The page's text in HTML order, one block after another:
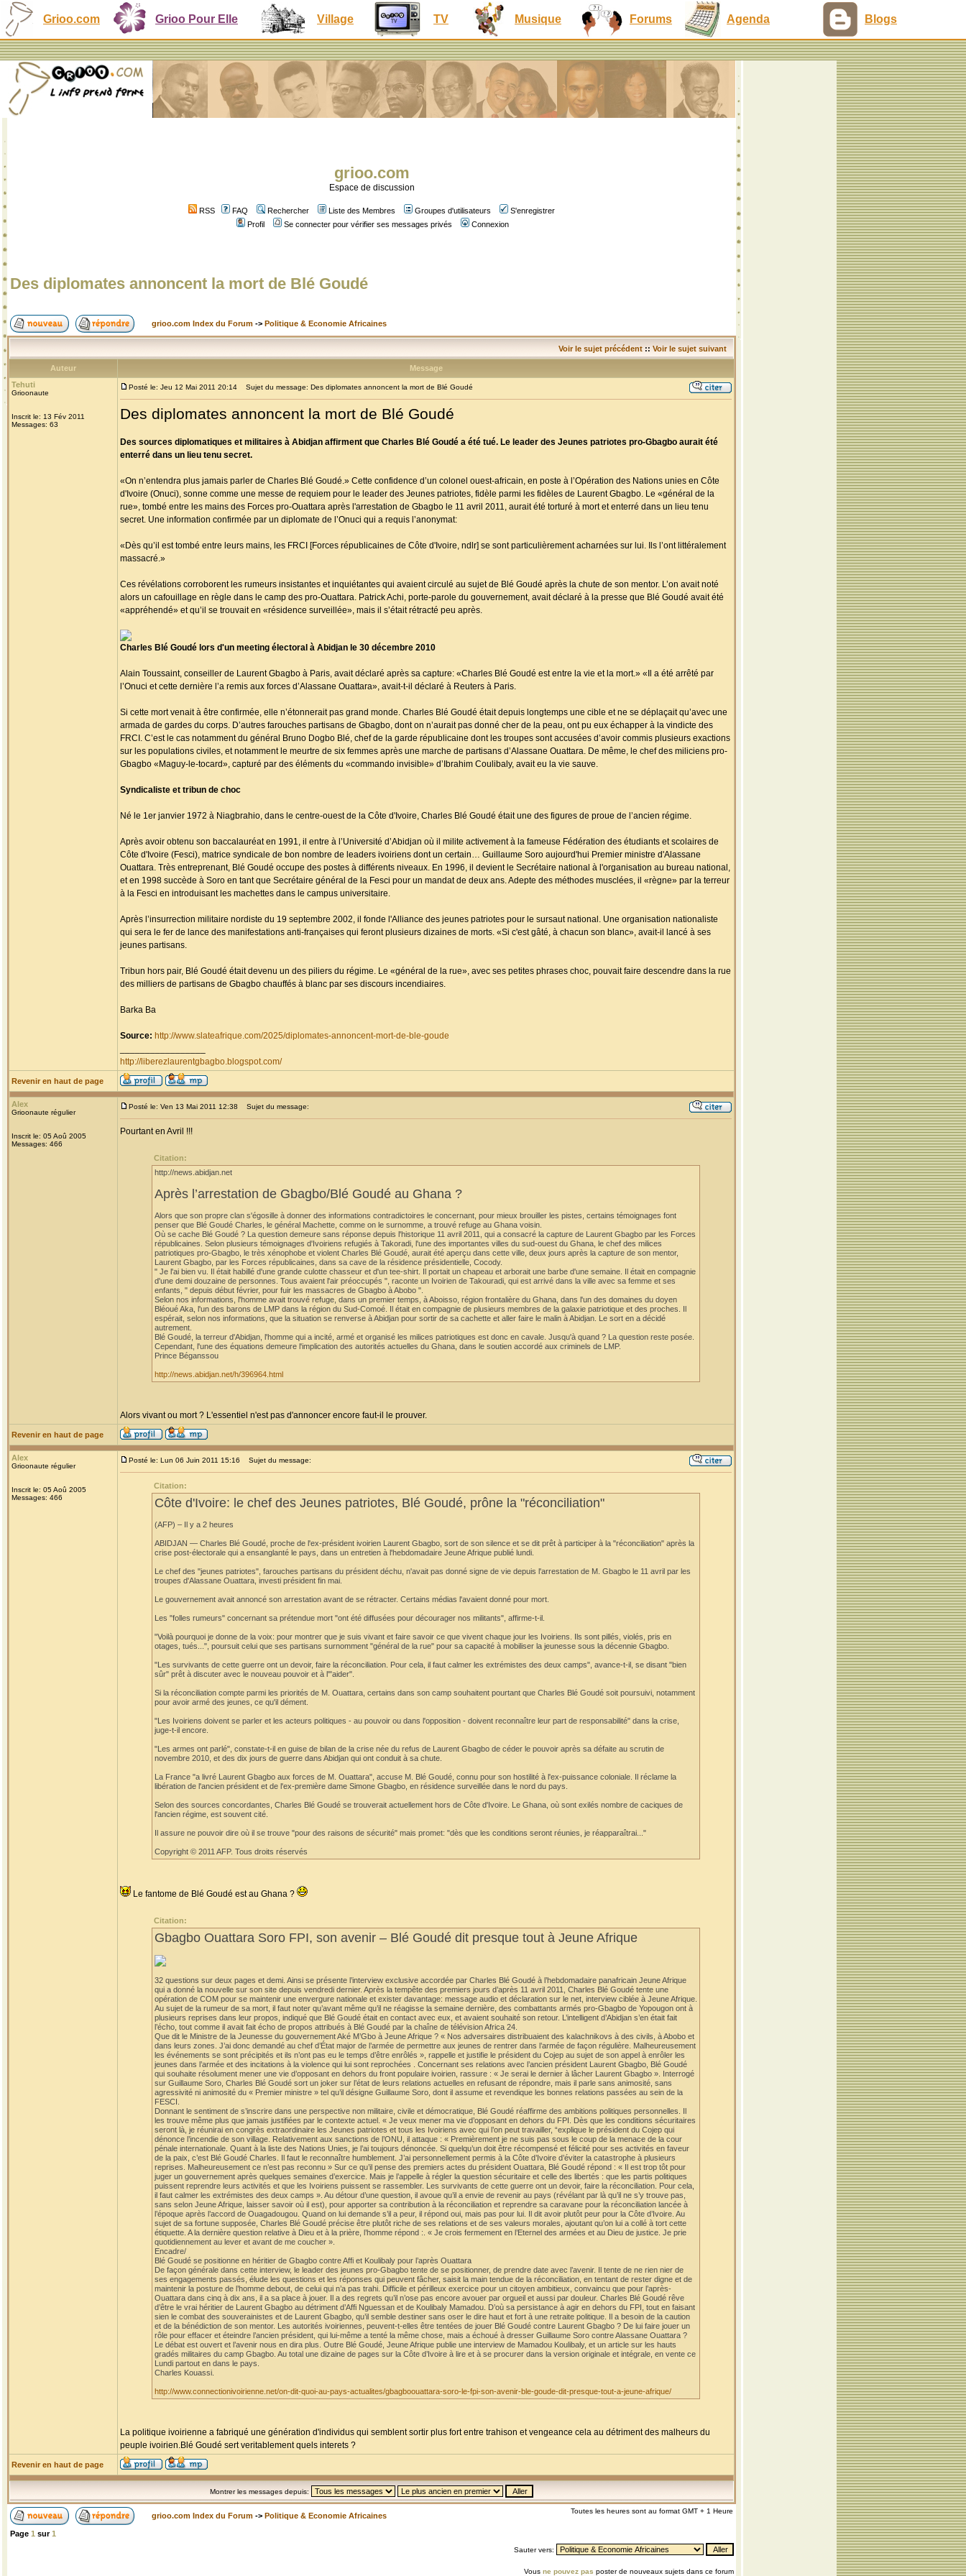
Grioo.com Grioo Pour Elle Village TV Musique Forums Agenda Blogs
grioo.com
Espace de discussion
RSS FAQ Rechercher Liste des Membres Groupes d'utilisateurs
S'enregistrer
Profil
Se connecter pour vérifier ses messages privés Connexion
Des diplomates annoncent la mort de Blé Goudé
grioo.com Index du Forum -> Politique & Economie Africaines
Voir le sujet précédent :: Voir le sujet suivant
Auteur
Message
Tehuti
Grioonaute
Inscrit le: 13 Fév 2011
Messages: 63
Posté le: Jeu 12 Mai 2011 20:14 Sujet du message: Des diplomates annoncent la mort de Blé Goudé
Des diplomates annoncent la mort de Blé Goudé
Des sources diplomatiques et militaires à Abidjan affirment que Charles Blé Goudé a été tué. Le leader des Jeunes patriotes pro-Gbagbo aurait été
enterré dans un lieu tenu secret.
«On n’entendra plus jamais parler de Charles Blé Goudé.» Cette confidence d’un colonel ouest-africain, en poste à l’Opération des Nations unies en Côte
d'Ivoire (Onuci), sonne comme une messe de requiem pour le leader des Jeunes patriotes, fidèle parmi les fidèles de Laurent Gbagbo. Le «général de la
rue», tombé entre les mains des Forces pro-Ouattara après l'arrestation de Gbagbo le 11 avril 2011, aurait été torturé à mort et enterré dans un lieu tenu
secret. Une information confirmée par un diplomate de l’Onuci qui a requis l’anonymat:
«Dès qu’il est tombé entre leurs mains, les FRCI [Forces républicaines de Côte d'Ivoire, ndlr] se sont particulièrement acharnées sur lui. Ils l’ont littéralement
massacré.»
Ces révélations corroborent les rumeurs insistantes et inquiétantes qui avaient circulé au sujet de Blé Goudé après la chute de son mentor. L’on avait noté
alors un cafouillage en règle dans le camp des pro-Ouattara. Patrick Achi, porte-parole du gouvernement, avait déclaré à la presse que Blé Goudé avait été
«appréhendé» et qu’il se trouvait en «résidence surveillée», mais il s’était rétracté peu après.
Charles Blé Goudé lors d'un meeting électoral à Abidjan le 30 décembre 2010
Alain Toussaint, conseiller de Laurent Gbagbo à Paris, avait déclaré après sa capture: «Charles Blé Goudé est entre la vie et la mort.» «Il a été arrêté par
l’Onuci et cette dernière l’a remis aux forces d’Alassane Ouattara», avait-t-il déclaré à Reuters à Paris.
Si cette mort venait à être confirmée, elle n’étonnerait pas grand monde. Charles Blé Goudé était depuis longtemps une cible et ne se déplaçait qu’avec une
armada de gardes du corps. D’autres farouches partisans de Gbagbo, dont on n’aurait pas donné cher de la peau, ont pu eux échapper à la vindicte des
FRCI. C’est le cas notamment du général Bruno Dogbo Blé, chef de la garde républicaine dont les troupes sont accusées d’avoir commis plusieurs exactions
sur les populations civiles, et notamment le meurtre de six femmes après une marche de partisans d’Alassane Ouattara. De même, le chef des miliciens pro-
Gbagbo «Maguy-le-tocard», capturé par des éléments du «commando invisible» d’Ibrahim Coulibaly, avait eu la vie sauve.
Syndicaliste et tribun de choc
Né le 1er janvier 1972 à Niagbrahio, dans le centre-ouest de la Côte d'Ivoire, Charles Blé Goudé était une des figures de proue de l’ancien régime.
Après avoir obtenu son baccalauréat en 1991, il entre à l’Université d’Abidjan où il milite activement à la fameuse Fédération des étudiants et scolaires de
Côte d'Ivoire (Fesci), matrice syndicale de bon nombre de leaders ivoiriens dont un certain… Guillaume Soro aujourd'hui Premier ministre d'Alassane
Ouattara. Très entreprenant, Blé Goudé occupe des postes à différents niveaux. En 1996, il devient le Secrétaire national à l'organisation au bureau national,
et en 1998 succède à Soro en tant que Secrétaire général de la Fesci pour un mandat de deux ans. Adepte des méthodes musclées, il «règne» par la terreur
à la Fesci en introduisant les machettes dans le campus universitaire.
Après l’insurrection militaire nordiste du 19 septembre 2002, il fonde l'Alliance des jeunes patriotes pour le sursaut national. Une organisation nationaliste
qui sera le fer de lance des manifestations anti-françaises qui feront plusieurs dizaines de morts. «Si c'est gâté, à chacun son blanc», avait-il lancé à ses
jeunes partisans.
Tribun hors pair, Blé Goudé était devenu un des piliers du régime. Le «général de la rue», avec ses petites phrases choc, pouvait faire descendre dans la rue
des milliers de partisans de Gbagbo chauffés à blanc par ses discours incendiaires.
Barka Ba
Source: http://www.slateafrique.com/2025/diplomates-annoncent-mort-de-ble-goude
http://liberezlaurentgbagbo.blogspot.com/
Revenir en haut de page
Alex
Grioonaute régulier
Inscrit le: 05 Aoû 2005
Messages: 466
Posté le: Ven 13 Mai 2011 12:38 Sujet du message:
Pourtant en Avril !!!
Citation:
http://news.abidjan.net
Après l’arrestation de Gbagbo/Blé Goudé au Ghana ?
Alors que son propre clan s'égosille à donner des informations contradictoires le concernant, pour mieux brouiller les pistes, certains témoignages font
penser que Blé Goudé Charles, le général Machette, comme on le surnomme, a trouvé refuge au Ghana voisin.
Où se cache Blé Goudé ? La question demeure sans réponse depuis l'historique 11 avril 2011, qui a consacré la capture de Laurent Gbagbo par les Forces
républicaines. Selon plusieurs témoignages d'Ivoiriens refugiés à Takoradi, l'une des importantes villes du sud-ouest du Ghana, le chef des milices
patriotiques pro-Gbagbo, le très xénophobe et violent Charles Blé Goudé, aurait été aperçu dans cette ville, deux jours après la capture de son mentor,
Laurent Gbagbo, par les Forces républicaines, dans sa cave de la résidence présidentielle, Cocody.
" Je l'ai bien vu. Il était habillé d'une grande culotte chasseur et d'un tee-shirt. Il portait un chapeau et arborait une barbe d'une semaine. Il était en compagnie
d'une demi douzaine de personnes. Tous avaient l'air préoccupés ", raconte un Ivoirien de Takouradi, qui est arrivé dans la ville avec sa femme et ses
enfants, " depuis début février, pour fuir les massacres de Gbagbo à Abobo ".
Selon nos informations, l'homme avait trouvé refuge, dans un premier temps, à Aboisso, région frontalière du Ghana, dans l'un des domaines du doyen
Bléoué Aka, l'un des barons de LMP dans la région du Sud-Comoé. Il était en compagnie de plusieurs membres de la galaxie patriotique et des proches. Il
espérait, selon nos informations, que la situation se renverse à Abidjan pour sortir de sa cachette et aller faire le malin à Abidjan. Le sort en a décidé
autrement.
Blé Goudé, la terreur d'Abidjan, l'homme qui a incité, armé et organisé les milices patriotiques est donc en cavale. Jusqu'à quand ? La question reste posée.
Cependant, l'une des équations demeure l'implication des autorités actuelles du Ghana, dans le soutien accordé aux criminels de LMP.
Prince Béganssou
http://news.abidjan.net/h/396964.html
Alors vivant ou mort ? L'essentiel n'est pas d'annoncer encore faut-il le prouver.
Revenir en haut de page
Alex
Grioonaute régulier
Inscrit le: 05 Aoû 2005
Messages: 466
Posté le: Lun 06 Juin 2011 15:16 Sujet du message:
Citation:
Côte d'Ivoire: le chef des Jeunes patriotes, Blé Goudé, prône la "réconciliation"
(AFP) – Il y a 2 heures
ABIDJAN — Charles Blé Goudé, proche de l'ex-président ivoirien Laurent Gbagbo, sort de son silence et se dit prêt à participer à la "réconciliation" après la
crise post-électorale qui a ensanglanté le pays, dans un entretien à l'hebdomadaire Jeune Afrique publié lundi.
Le chef des "jeunes patriotes", farouches partisans du président déchu, n'avait pas donné signe de vie depuis l'arrestation de M. Gbagbo le 11 avril par les
troupes d'Alassane Ouattara, investi président fin mai.
Le gouvernement avait annoncé son arrestation avant de se rétracter. Certains médias l'avaient donné pour mort.
Les "folles rumeurs" concernant sa prétendue mort "ont été diffusées pour décourager nos militants", affirme-t-il.
"Voilà pourquoi je donne de la voix: pour montrer que je suis vivant et faire savoir ce que vivent chaque jour les Ivoiriens. Ils sont pillés, violés, pris en
otages, tués...", poursuit celui que ses partisans surnomment "général de la rue" pour sa capacité à mobiliser la jeunesse sous la décennie Gbagbo.
"Les survivants de cette guerre ont un devoir, faire la réconciliation. Pour cela, il faut calmer les extrémistes des deux camps", avance-t-il, se disant "bien
sûr" prêt à discuter avec le nouveau pouvoir et à l'"aider".
Si la réconciliation compte parmi les priorités de M. Ouattara, certains dans son camp souhaitent pourtant que Charles Blé Goudé soit poursuivi, notamment
pour avoir armé des jeunes, ce qu'il dément.
"Les Ivoiriens doivent se parler et les acteurs politiques - au pouvoir ou dans l'opposition - doivent reconnaître leur part de responsabilité" dans la crise,
juge-t-il encore.
"Les armes ont parlé", constate-t-il en guise de bilan de la crise née du refus de Laurent Gbagbo de céder le pouvoir après sa défaite au scrutin de
novembre 2010, et des dix jours de guerre dans Abidjan qui ont conduit à sa chute.
La France "a livré Laurent Gbagbo aux forces de M. Ouattara", accuse M. Blé Goudé, connu pour son hostilité à l'ex-puissance coloniale. Il réclame la
libération de l'ancien président et de l'ex-première dame Simone Gbagbo, en résidence surveillée dans le nord du pays.
Selon des sources concordantes, Charles Blé Goudé se trouverait actuellement hors de Côte d'Ivoire. Le Ghana, où sont exilés nombre de caciques de
l'ancien régime, est souvent cité.
Il assure ne pouvoir dire où il se trouve "pour des raisons de sécurité" mais promet: "dès que les conditions seront réunies, je réapparaîtrai..."
Copyright © 2011 AFP. Tous droits réservés
Le fantome de Blé Goudé est au Ghana ?
Citation:
Gbagbo Ouattara Soro FPI, son avenir – Blé Goudé dit presque tout à Jeune Afrique
32 questions sur deux pages et demi. Ainsi se présente l’interview exclusive accordée par Charles Blé Goudé à l’hebdomadaire panafricain Jeune Afrique
qui a donné la nouvelle sur son site depuis vendredi dernier. Après la tempête des premiers jours d’après 11 avril 2011, Charles Blé Goudé tente une
opération de COM pour se maintenir une envergure nationale et exister davantage: message audio et déclaration sur le net, interview ciblée à Jeune Afrique.
Au sujet de la rumeur de sa mort, il faut noter qu’avant même qu’il ne réagisse la semaine dernière, des combattants armés pro-Gbagbo de Yopougon ont à
plusieurs reprises dans leur propos, indiqué que Blé Goudé était en contact avec eux, et avaient souhaité son retour. L’intelligent d’Abidjan s’en était fait
l’écho, tout comme il avait fait écho de propos attribués à Blé Goudé par la chaîne de télévision Africa 24.
Que dit le Ministre de la Jeunesse du gouvernement Aké M’Gbo à Jeune Afrique ? « Nos adversaires distribuaient des kalachnikovs à des civils, à Abobo et
dans leurs zones. J’ai donc demandé au chef d’État major de l’armée de permettre aux jeunes de rentrer dans l’armée de façon régulière. Malheureusement
les événements se sont précipités et ils n’ont pas eu le temps d’être enrôlés », rappelle et justifie le président du Cojep au sujet de son appel à enrôler les
jeunes dans l’armée et des incitations à la violence qui lui sont reprochées . Concernant ses relations avec l’ancien président Laurent Gbagbo, Blé Goudé
qui souhaite résolument mener une vie d’opposant en dehors du front populaire ivoirien, rassure : « Je serai le dernier à lâcher Laurent Gbagbo ». Interrogé
sur Guillaume Soro, Charles Blé Goudé sort un joker sur l’état de leurs relations actuelles en refusant de répondre, mais il parle sans animosité, sans
agressivité ni animosité du « Premier ministre » tel qu’il désigne Guillaume Soro, dont il assume et revendique les bonnes relations passées au sein de la
FESCI.
Donnant le sentiment de s’inscrire dans une perspective non militaire, civile et démocratique, Blé Goudé réaffirme des ambitions politiques personnelles. Il
les trouve même plus que jamais justifiées par le contexte actuel. « Je veux mener ma vie d’opposant en dehors du FPI. Dès que les conditions sécuritaires
seront là, je réunirai en congrès extraordinaire les Jeunes patriotes et tous les Ivoiriens avec qui l’on peut travailler, “explique le président du Cojep qui
dénonce l’incendie de son village. Relativement aux sanctions de l’ONU, il attaque : « Premièrement je ne suis pas sous le coup de la menace de la cour
pénale internationale. Quant à la liste des Nations Unies, je l’ai toujours dénoncée. Si quelqu’un doit être récompensé et félicité pour ses activités en faveur
de la paix, c’est Blé Goudé Charles. Il faut le reconnaître humblement. J’ai personnellement permis à la Côte d’Ivoire d’éviter la catastrophe à plusieurs
reprises. Malheureusement ce n’est pas reconnu » Sur ce qu’il pense des premiers actes du président Ouattara, Blé Goudé répond : « Il est trop tôt pour
juger un gouvernement après quelques semaines d’exercice. Mais je l’appelle à régler la question sécuritaire et celle des libertés : que les partis politiques
puissent reprendre leurs activités et que les Ivoiriens puissent se rassembler. Les survivants de cette guerre ont un devoir, faire la réconciliation. Pour cela,
il faut calmer les extrémistes des deux camps ». Au détour d’une question, il avoue qu’il a envie de revenir au pays (révélant par là qu’il ne s’y trouve pas,
sans selon Jeune Afrique, laisser savoir où il est), pour apporter sa contribution à la réconciliation et reprendre sa caravane pour la réconciliation lancée à
l’époque après l’accord de Ouagadougou. Quand on lui demande s’il a peur, il répond oui, mais pas pour lui. Il dit avoir plutôt peur pour la Côte d’Ivoire. Au
sujet de sa fortune supposée, Charles Blé Goudé précise être plutôt riche de ses relations et de ses valeurs morales, ajoutant qu’on lui a collé à tort cette
étiquette. A la dernière question relative à Dieu et à la prière, l’homme répond :. « Je crois fermement en l’Eternel des armées et au Dieu de justice. Je prie
quotidiennement au lever et avant de me coucher ».
Encadre/
Blé Goudé se positionne en héritier de Gbagbo contre Affi et Koulibaly pour l’après Ouattara
De façon générale dans cette interview, le leader des jeunes pro-Gbagbo tente de se positionner, de prendre date avec l’avenir. Il tente de ne rien nier de
ses engagements passés, élude les questions et les réponses qui peuvent fâcher, saisit la main tendue de la réconciliation, en tentant de rester digne et de
maintenir la posture de l’homme debout, de celui qui n’a pas trahi. Difficile et périlleux exercice pour un citoyen ambitieux, convaincu que pour l’après-
Ouattara dans cinq à dix ans, il a sa place à jouer. Il a des regrets qu’il n’ose pas encore avouer par orgueil et aussi par douleur. Charles Blé Goudé rêve
d’être le vrai héritier de Laurent Gbagbo au détriment d’Affi Nguessan et de Koulibaly Mamadou. D’où sa persistance à agir en dehors du FPI, tout en faisant
sien le combat des souverainistes et de Laurent Gbagbo, qu’il semble destiner sans oser le dire haut et fort à une retraite politique. Il a besoin de la caution
et de la bénédiction de son mentor. Les autorités ivoiriennes, peuvent-t-elles être tentées de jouer Blé Goudé contre Laurent Gbagbo ? De lui faire jouer un
rôle pour effacer et éteindre l’ancien président, qui lui-même a tenté la même chose, mais a échoué à dresser Guillaume Soro contre Alassane Ouattara ?
Le débat est ouvert et l’avenir nous en dira plus. Outre Blé Goudé, Jeune Afrique publie une interview de Mamadou Koulibaly, et un article sur les hauts
gradés militaires du camp Gbagbo. Au total une dizaine de pages sur la Côte d’Ivoire à lire et à se procurer dans la version originale et intégrale, en vente ce
Lundi partout en dans le pays.
Charles Kouassi.
http://www.connectionivoirienne.net/on-dit-quoi-au-pays-actualites/gbagboouattara-soro-le-fpi-son-avenir-ble-goude-dit-presque-tout-a-jeune-afrique/
La politique ivoirienne a fabriqué une génération d'individus qui semblent sortir plus fort entre trahison et vengeance cela au détriment des malheurs du
peuple ivoirien.Blé Goudé sert veritablement quels interets ?
Revenir en haut de page
Montrer les messages depuis:
grioo.com Index du Forum -> Politique & Economie Africaines
Toutes les heures sont au format GMT + 1 Heure
Page 1 sur1
Sauter vers:
Vous ne pouvez pas poster de nouveaux sujets dans ce forum